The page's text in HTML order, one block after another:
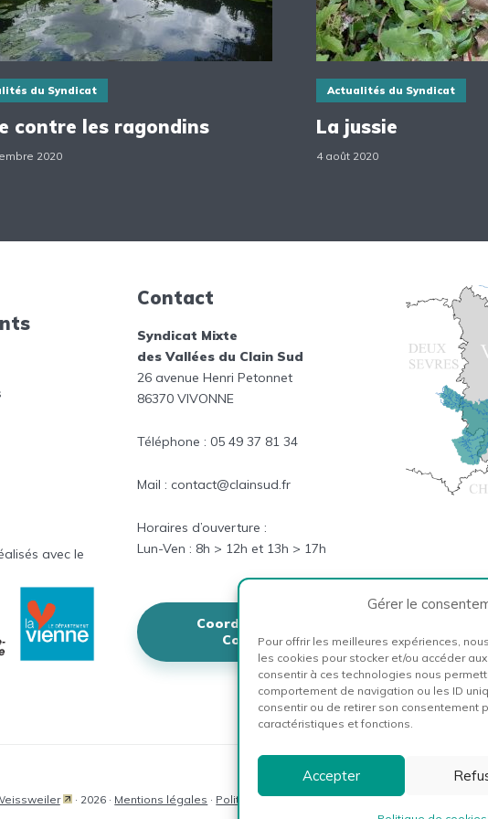
Gérer le
Pour offrir les meilleures expériences,
les cookies pour stocker et/ou accéder
consentir à ces technologies nous
comportement de navigation ou les ID
consentir ou de retirer son consentement
caractéristiques et fonctions.
Accepter
du Syndicat
contre les ragondins
2020
Actualités du Syndicat
La jussie
4 août 2020
avec le
Contact
Syndicat Mixte
des Vallées du Clain Sud
26 avenue Henri Petonnet
86370 VIVONNE
Téléphone : 05 49 37 81 34
Mail : contact@clainsud.fr
Horaires d’ouverture :
Lun-Ven : 8h > 12h et 13h > 17h
Coordonnées &
Contact
· 2026 · Mentions légales · Politique de cookies